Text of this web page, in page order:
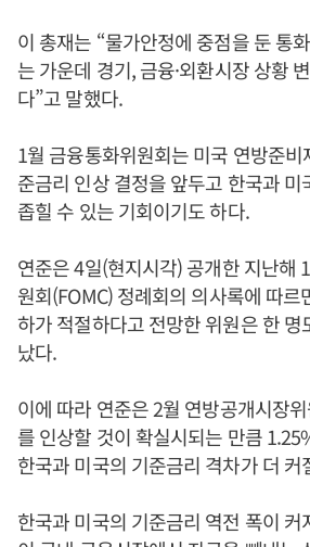
이 총재는 “물가안정에 중점을 둔 통
는 가운데 경기, 금융·외환시장 상황
다”고 말했다.
1월 금융통화위원회는 미국 연방준비
준금리 인상 결정을 앞두고 한국과
좁힐 수 있는 기회이기도 하다.
연준은 4일(현지시각) 공개한 지난해
원회(FOMC) 정례회의 의사록에 따르
하가 적절하다고 전망한 위원은 한 명
났다.
이에 따라 연준은 2월 연방공개시장
를 인상할 것이 확실시되는 만큼
한국과 미국의 기준금리 격차가 더 커
한국과 미국의 기준금리 역전 폭이